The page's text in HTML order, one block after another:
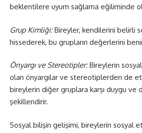
beklentilere uyum sağlama eğiliminde
Grup Kimliği:Bireyler, kendilerini belirli
hissederek, bu grupların değerlerini
Önyargı ve Stereotipler:Bireylerin
olan önyargılar ve stereotiplerden de
bireylerin diğer gruplara karşı duygu ve
şekillendirir.
Sosyal bilişin gelişimi, bireylerin sosyal